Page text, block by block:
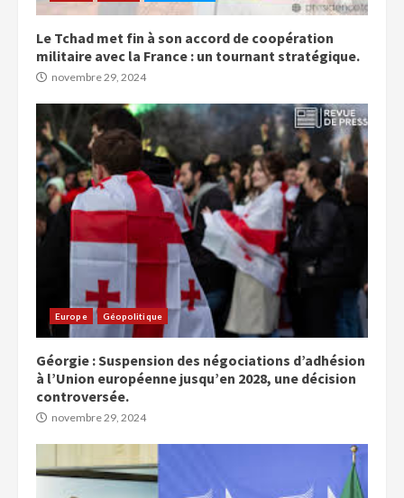
Le Tchad met fin à son accord de coopération
militaire avec la France : un tournant stratégique.
novembre 29, 2024
Europe Géopolitique
Géorgie : Suspension des négociations d’adhésion
à l’Union européenne jusqu’en 2028, une décision
controversée.
novembre 29, 2024